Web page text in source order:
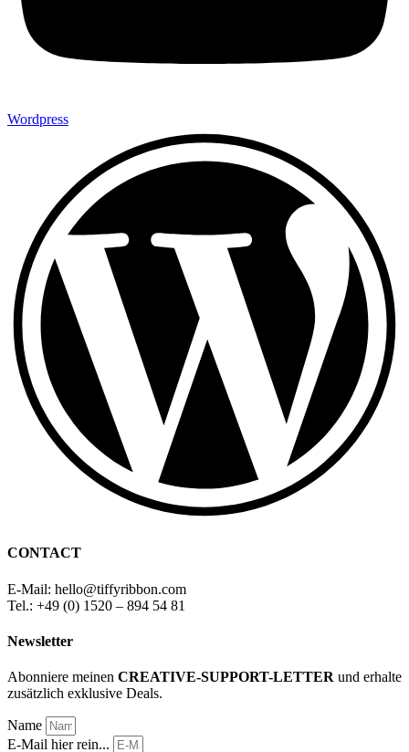
Wordpress
CONTACT
E-Mail: hello@tiffyribbon.com
Tel.: +49 (0) 1520 – 894 54 81
Newsletter
Abonniere meinen CREATIVE-SUPPORT-LETTER und erhalte
zusätzlich exklusive Deals.
Name
E-Mail hier rein...